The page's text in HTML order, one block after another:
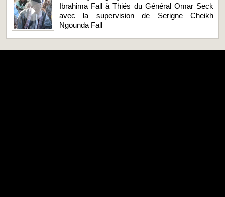
Ibrahima Fall à Thiés du Général Omar Seck
avec la supervision de Serigne Cheikh
Ngounda Fall